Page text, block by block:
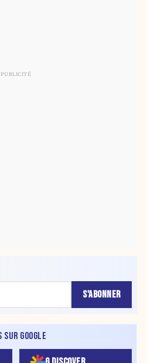
S'ABONNER
GOOGLE